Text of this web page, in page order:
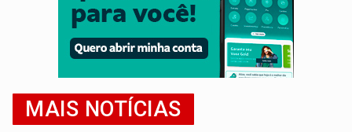
MAIS NOTÍCIAS